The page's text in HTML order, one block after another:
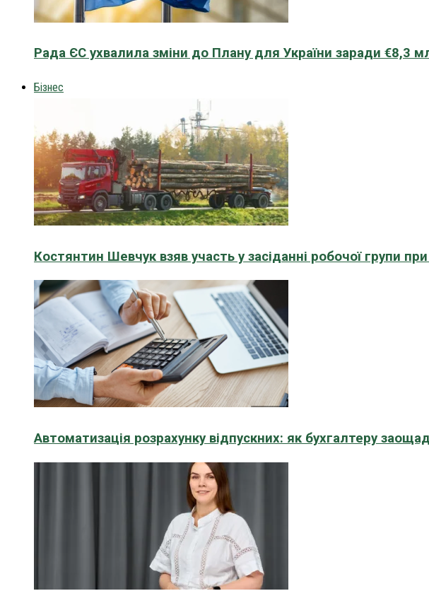
Рада ЄС ухвалила зміни до Плану для України заради €8,3
Бізнес
Костянтин Шевчук взяв участь у засіданні робочої групи
Автоматизація розрахунку відпускних: як бухгалтеру